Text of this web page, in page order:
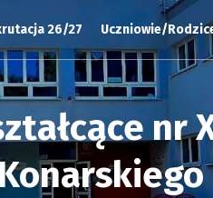
nr
26/27 Uczniowie/